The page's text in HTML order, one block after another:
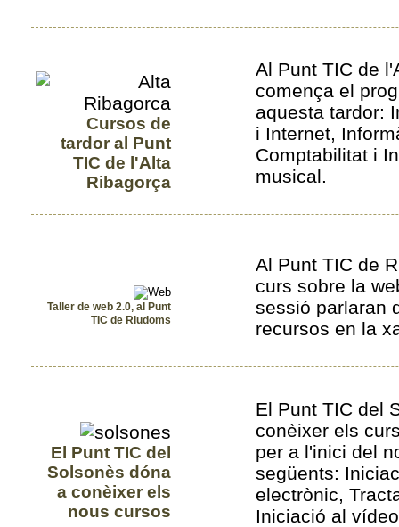
Cursos de
tardor al Punt
TIC de l'Alta
Ribagorça
Al Punt TIC de
comença el
aquesta tardor:
i Internet,
Comptabilitat i
musical.
Taller de web 2.0, al Punt
TIC de Riudoms
Al Punt TIC de
curs sobre la
sessió parlaran
recursos en la
El Punt TIC del
Solsonès dóna
a conèixer els
nous cursos
El Punt TIC del
conèixer els
per a l'inici del
següents:
electrònic,
Iniciació al